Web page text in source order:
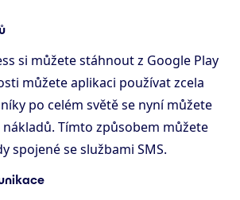
si můžete stáhnout z Google Play
můžete aplikaci používat zcela
po celém světě se nyní můžete
Tímto způsobem můžete
spojené se službami SMS.